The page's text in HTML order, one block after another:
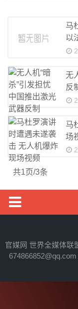
民生维权
东盟新闻
财经资讯
房产汽车
中华公益联盟
体育新闻
三农资讯
教育培训
健康旅游
医美时尚
马
以
无
反
马
场
共1页/3条
国内新闻
东盟新闻
军事报道
官媒网 世界全媒体联
674866852@qq.com